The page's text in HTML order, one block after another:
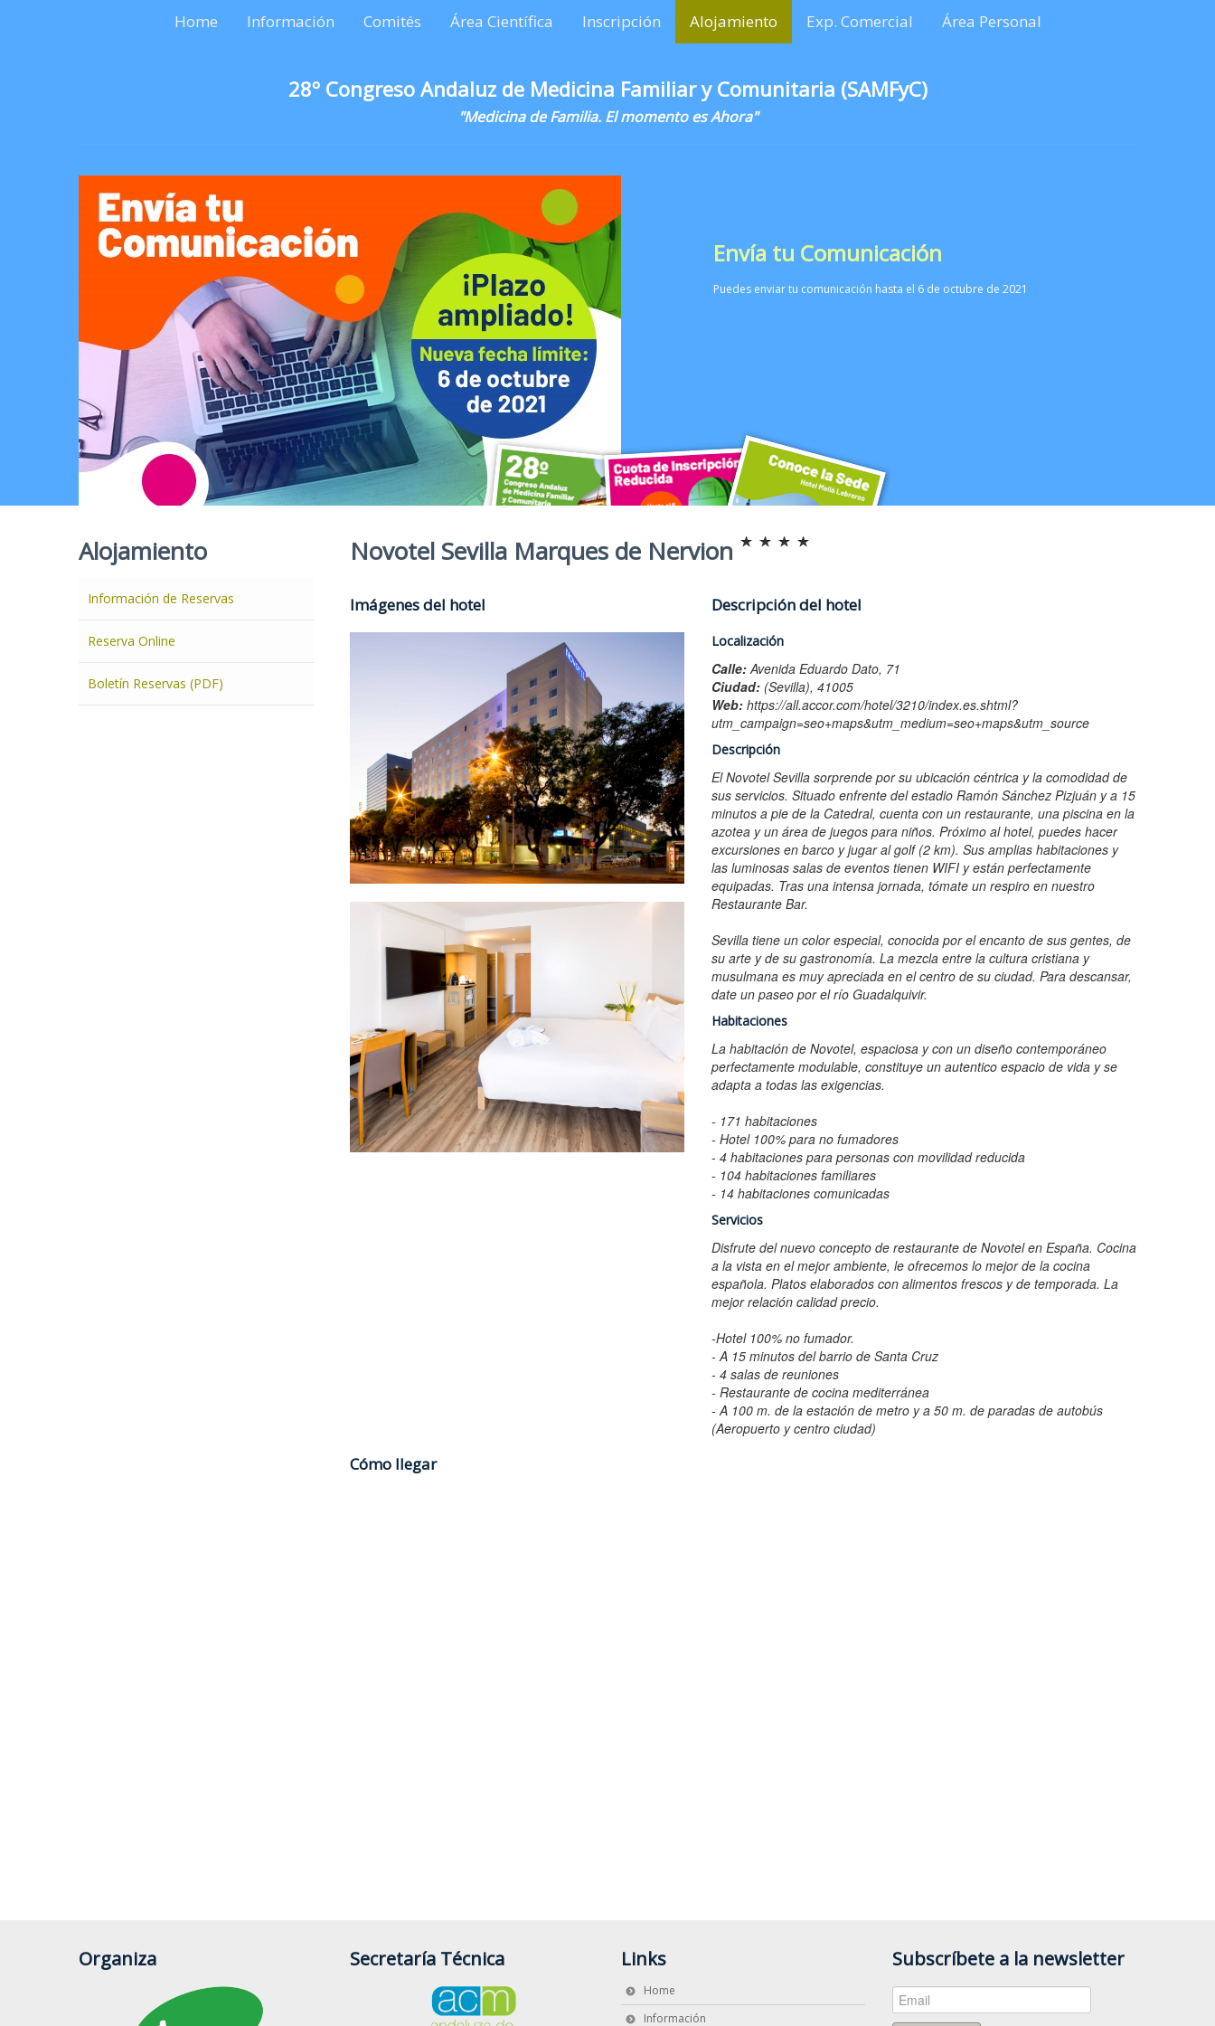
Home Información Comités Área Científica Inscripción Alojamiento Exp. Comercial Área Personal
28º Congreso Andaluz de Medicina Familiar y Comunitaria (SAMFyC)
"Medicina de Familia. El momento es Ahora"
Envía tu Comunicación
Puedes enviar tu comunicación hasta el 6 de octubre de 2021
Envía tu Comunicación
Puedes enviar tu comunicación hasta el 6 de octubre de 2021
28º Congreso Andaluz de Medicina Familiar y Comunitaria. SAMFyC
Sede: Hotel Meliá Lebreros (Sevilla)
Cuota de Inscripción Reducida
Aprovecha la cuota de inscripción reducida
Hasta el 6 de septiembre de 2021
Conoce la Sede
El hotel Meliá Lebreros tiene los espacios y servicios más selectos para lograr que tu evento
Alojamiento
Información de Reservas
Reserva Online
Boletín Reservas (PDF)
Novotel Sevilla Marques de Nervion
Imágenes del hotel Descripción del hotel
Localización
Calle:Avenida Eduardo Dato, 71
Ciudad: (Sevilla), 41005
Web: https://all.accor.com/hotel/3210/index.es.shtml?
utm_campaign=seo+maps&utm_medium=seo+maps&utm_source
Descripción
El Novotel Sevilla sorprende por su ubicación céntrica y la comodidad de
sus servicios. Situado enfrente del estadio Ramón Sánchez Pizjuán y a 15
minutos a pie de la Catedral, cuenta con un restaurante, una piscina en la
azotea y un área de juegos para niños. Próximo al hotel, puedes hacer
excursiones en barco y jugar al golf (2 km). Sus amplias habitaciones y
las luminosas salas de eventos tienen WIFI y están perfectamente
equipadas. Tras una intensa jornada, tómate un respiro en nuestro
Restaurante Bar.
Sevilla tiene un color especial, conocida por el encanto de sus gentes, de
su arte y de su gastronomía. La mezcla entre la cultura cristiana y
musulmana es muy apreciada en el centro de su ciudad. Para descansar,
date un paseo por el río Guadalquivir.
Habitaciones
La habitación de Novotel, espaciosa y con un diseño contemporáneo
perfectamente modulable, constituye un autentico espacio de vida y se
adapta a todas las exigencias.
- 171 habitaciones
- Hotel 100% para no fumadores
- 4 habitaciones para personas con movilidad reducida
- 104 habitaciones familiares
- 14 habitaciones comunicadas
Servicios
Disfrute del nuevo concepto de restaurante de Novotel en España. Cocina
a la vista en el mejor ambiente, le ofrecemos lo mejor de la cocina
española. Platos elaborados con alimentos frescos y de temporada. La
mejor relación calidad precio.
-Hotel 100% no fumador.
- A 15 minutos del barrio de Santa Cruz
- 4 salas de reuniones
- Restaurante de cocina mediterránea
- A 100 m. de la estación de metro y a 50 m. de paradas de autobús
(Aeropuerto y centro ciudad)
Cómo llegar
Organiza Secretaría Técnica Links
Home
Información
Subscríbete a la newsletter